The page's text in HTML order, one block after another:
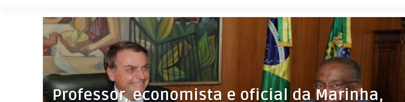
Professor, economista e oficial da Marinha,